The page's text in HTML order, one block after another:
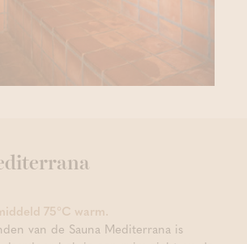
75°C warm.
van de Sauna Mediterrana is